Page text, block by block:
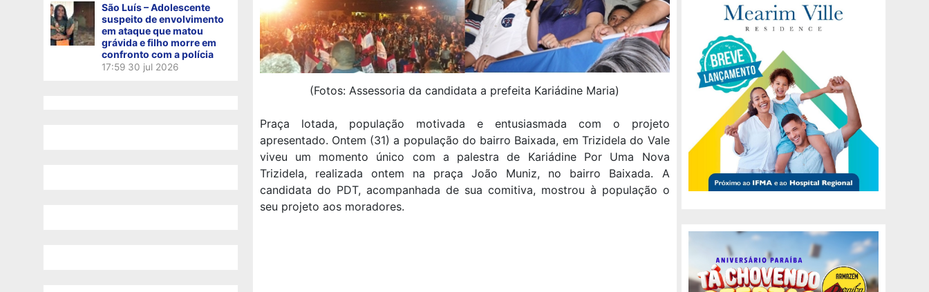
São Luís – Adolescente
suspeito de envolvimento
em ataque que matou
grávida e filho morre em
confronto com a polícia
17:59 30 jul 2026
(Fotos: Assessoria da candidata a prefeita Kariádine Maria)
Praça lotada, população motivada e entusiasmada com o projeto
apresentado. Ontem (31) a população do bairro Baixada, em Trizidela do Vale
viveu um momento único com a palestra de Kariádine Por Uma Nova
Trizidela, realizada ontem na praça João Muniz, no bairro Baixada. A
candidata do PDT, acompanhada de sua comitiva, mostrou à população o
seu projeto aos moradores.